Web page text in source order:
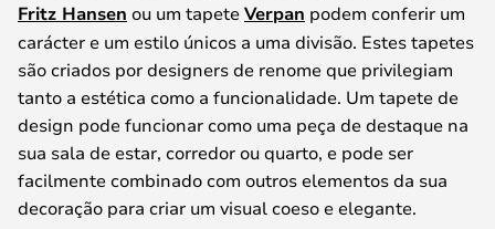
Fritz Hansen ou um tapeteVerpan podem conferir um
carácter e um estilo únicos a uma divisão. Estes tapetes
são criados por designers de renome que privilegiam
tanto a estética como a funcionalidade. Um tapete de
design pode funcionar como uma peça de destaque na
sua sala de estar, corredor ou quarto, e pode ser
facilmente combinado com outros elementos da sua
decoração para criar um visual coeso e elegante.